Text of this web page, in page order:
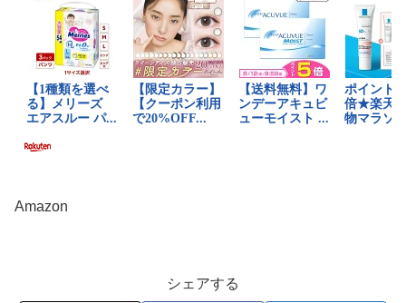
Amazon
シェアする